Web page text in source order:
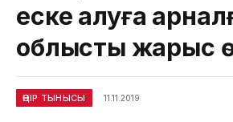
еске алуға
облыстық жарыс
ӨҢІР ТЫНЫСЫ 11.11.2019